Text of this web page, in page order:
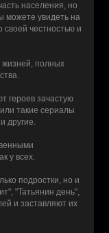
населения, но
можете увидеть на
честностью и
жизней, полных
героев зачастую
такие сериалы
другие.
у всех.
подростки, но и
"Татьянин день",
и заставляют их